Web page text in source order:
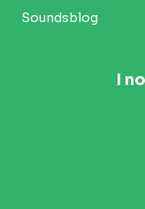
Soundsblog
I